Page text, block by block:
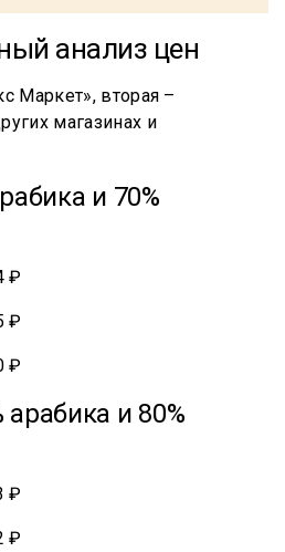
анализ цен
Маркет», вторая –
магазинах и
и 70%
₽
₽
₽
арабика и 80%
₽
₽